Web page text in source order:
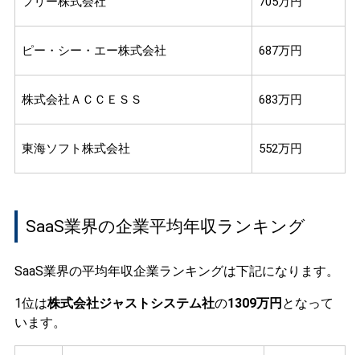
ピー・シー・エー株式会社 687万円
株式会社ＡＣＣＥＳＳ 683万円
東海ソフト株式会社 552万円
SaaS業界の企業平均年収ランキング
SaaS業界の平均年収企業ランキングは下記になります。
1位は株式会社ジャストシステム社の1309万円 となって
います。